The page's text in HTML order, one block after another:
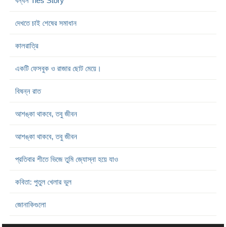
দেখতে চাই শেষের সমাধান
কালরাত্রি
একটি ফেসবুক ও রাজার ছোট মেয়ে।
বিষন্ন রাত
আশঙ্কা থাকবে, তবু জীবন
আশঙ্কা থাকবে, তবু জীবন
প্রতিবার শীতে ভিজে তুমি জ্যোস্না হয়ে যাও
কবিতা: পুতুল খেলার ভুল
জোনাকিগুলো